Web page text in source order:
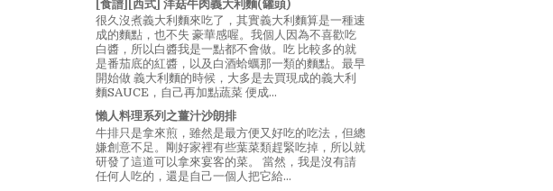
[食譜][西式] 洋菇牛肉義大利麵(罐頭)
很久沒煮義大利麵來吃了，其實義大利麵算是一種速
成的麵點，也不失 豪華感喔。我個人因為不喜歡吃
白醬，所以白醬我是一點都不會做。吃 比較多的就
是番茄底的紅醬，以及白酒蛤蠣那一類的麵點。最早
開始做 義大利麵的時候，大多是去買現成的義大利
麵SAUCE，自己再加點蔬菜 便成...
懶人料理系列之薑汁沙朗排
牛排只是拿來煎，雖然是最方便又好吃的吃法，但總
嫌創意不足。剛好家裡有些葉菜類趕緊吃掉，所以就
研發了這道可以拿來宴客的菜。 當然，我是沒有請
任何人吃的，還是自己一個人把它給...